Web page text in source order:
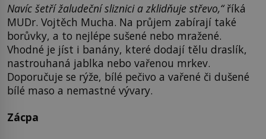
Navíc šetří žaludeční sliznici a zklidňuje střevo,“říká
MUDr. Vojtěch Mucha. Na průjem zabírají také
borůvky, a to nejlépe sušené nebo mražené.
Vhodné je jíst i banány, které dodají tělu draslík,
nastrouhaná jablka nebo vařenou mrkev.
Doporučuje se rýže, bílé pečivo a vařené či dušené
bílé maso a nemastné vývary.
Zácpa